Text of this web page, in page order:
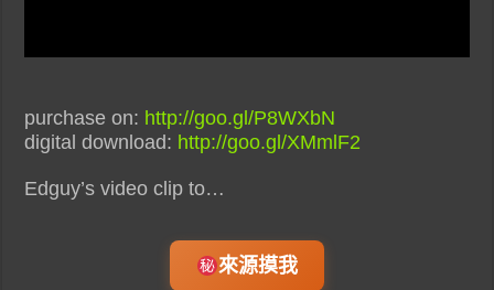
purchase on: http://goo.gl/P8WXbN
digital download: http://goo.gl/XMmlF2
Edguy’s video clip to…
來源摸我